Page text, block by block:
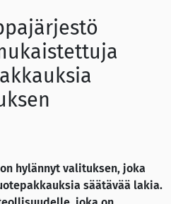
hylännyt valituksen, joka
säätävää lakia.